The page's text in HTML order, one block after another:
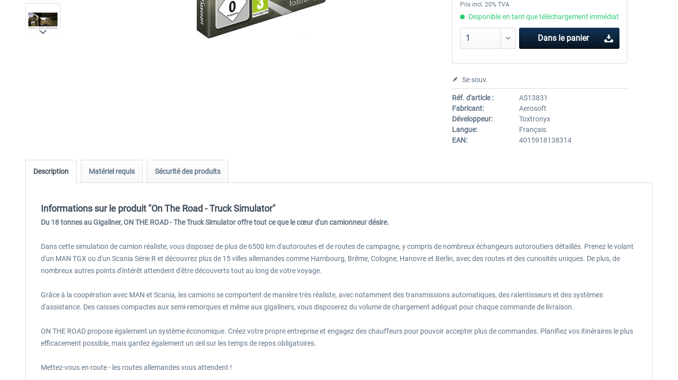
Prix incl. 20% TVA
Disponible en tant que téléchargement immédiat
Dans le panier
Se souv.
Réf. d'article :
AS13831
Fabricant:
Aerosoft
Développeur:
Toxtronyx
Langue:
Français
EAN:
4015918138314
Description Matériel requis Sécurité des produits
Informations sur le produit "On The Road - Truck Simulator"
Du 18 tonnes au Gigaliner, ON THE ROAD - The Truck Simulator offre tout ce que le cœur d'un camionneur désire.
Dans cette simulation de camion réaliste, vous disposez de plus de 6500 km d'autoroutes et de routes de campagne, y compris de nombreux échangeurs autoroutiers détaillés. Prenez le volant
d'un MAN TGX ou d'un Scania Série R et découvrez plus de 15 villes allemandes comme Hambourg, Brême, Cologne, Hanovre et Berlin, avec des routes et des curiosités uniques. De plus, de
nombreux autres points d'intérêt attendent d'être découverts tout au long de votre voyage.
Grâce à la coopération avec MAN et Scania, les camions se comportent de manière très réaliste, avec notamment des transmissions automatiques, des ralentisseurs et des systèmes
d'assistance. Des caisses compactes aux semi-remorques et même aux gigaliners, vous disposerez du volume de chargement adéquat pour chaque commande de livraison.
ON THE ROAD propose également un système économique. Créez votre propre entreprise et engagez des chauffeurs pour pouvoir accepter plus de commandes. Planifiez vos itinéraires le plus
efficacement possible, mais gardez également un œil sur les temps de repos obligatoires.
Mettez-vous en route - les routes allemandes vous attendent !